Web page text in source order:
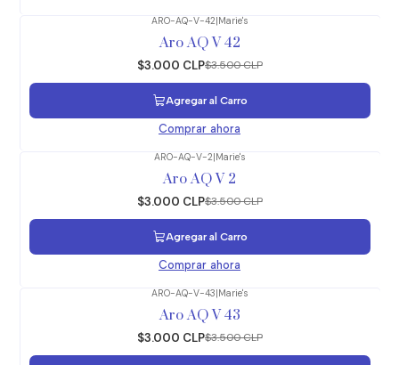
ARO-AQ-V-42 Marie's
Aro AQ V 42
$3.000 CLP$3.500 CLP
Agregar al Carro
Comprar ahora
ARO-AQ-V-2 Marie's
Aro AQ V 2
$3.000 CLP$3.500 CLP
Agregar al Carro
Comprar ahora
ARO-AQ-V-43 Marie's
Aro AQ V 43
$3.000 CLP$3.500 CLP